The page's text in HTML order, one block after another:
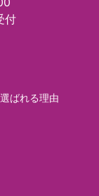
付
ばれる理由